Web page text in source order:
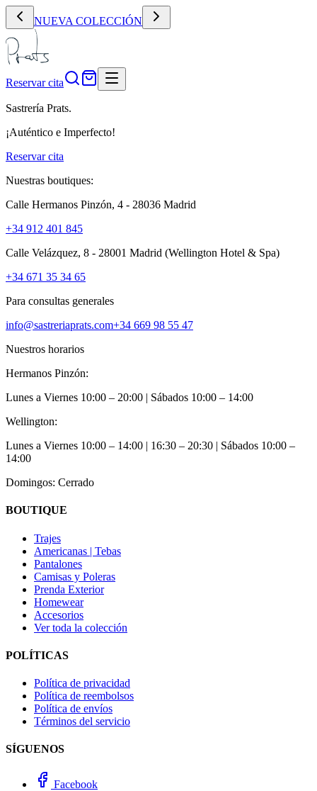
NUEVA COLECCIÓN
Reservar cita
Sastrería Prats.
¡Auténtico e Imperfecto!
Reservar cita
Nuestras boutiques:
Calle Hermanos Pinzón, 4 - 28036 Madrid
+34 912 401 845
Calle Velázquez, 8 - 28001 Madrid (Wellington Hotel & Spa)
+34 671 35 34 65
Para consultas generales
info@sastreriaprats.com+34 669 98 55 47
Nuestros horarios
Hermanos Pinzón:
Lunes a Viernes 10:00 – 20:00 | Sábados 10:00 – 14:00
Wellington:
Lunes a Viernes 10:00 – 14:00 | 16:30 – 20:30 | Sábados 10:00 –
14:00
Domingos: Cerrado
BOUTIQUE
Trajes
Americanas | Tebas
Pantalones
Camisas y Poleras
Prenda Exterior
Homewear
Accesorios
Ver toda la colección
POLÍTICAS
Política de privacidad
Política de reembolsos
Política de envíos
Términos del servicio
SÍGUENOS
Facebook